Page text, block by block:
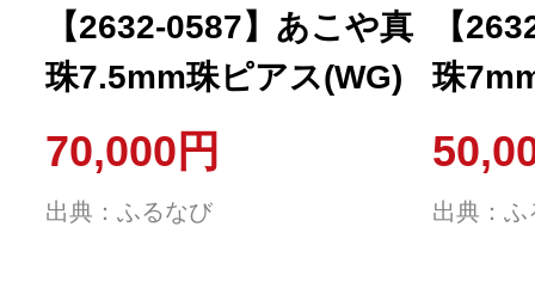
【2632-0587】あこや真
珠7.5mm珠ピアス(WG)
70,000円
出典：ふるなび
【
珠
出典：ふ